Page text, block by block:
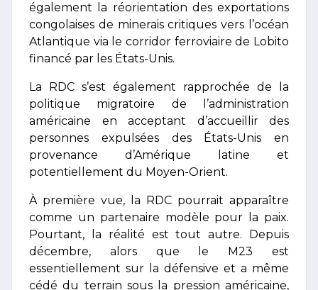
également la réorientation des exportations
congolaises de minerais critiques vers l’océan
Atlantique via le corridor ferroviaire de Lobito
financé par les États-Unis.
La RDC s’est également rapprochée de la
politique migratoire de l’administration
américaine en acceptant d’accueillir des
personnes expulsées des États-Unis en
provenance d’Amérique latine et
potentiellement du Moyen-Orient.
À première vue, la RDC pourrait apparaître
comme un partenaire modèle pour la paix.
Pourtant, la réalité est tout autre. Depuis
décembre, alors que le M23 est
essentiellement sur la défensive et a même
cédé du terrain sous la pression américaine,